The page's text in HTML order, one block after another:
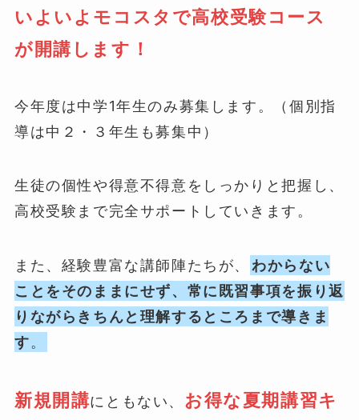
いよいよモコスタで高校受験コース
が開講します！
今年度は中学1年生のみ募集します。（個別指
導は中２・３年生も募集中）
生徒の個性や得意不得意をしっかりと把握し、
高校受験まで完全サポートしていきます。
また、経験豊富な講師陣たちが、 わからない
ことをそのままにせず、常に既習事項を振り返
りながらきちんと理解するところまで導きま
す。
新規開講にともない、 お得な夏期講習キ